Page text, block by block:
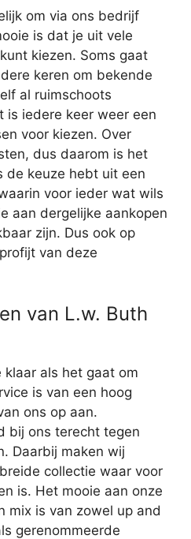
om via ons bedrijf
is dat je uit vele
kiezen. Soms gaat
keren om bekende
al ruimschoots
is iedere keer weer een
voor kiezen. Over
dus daarom is het
de keuze hebt uit een
voor ieder wat wils
aan dergelijke aankopen
zijn. Dus ook op
van deze
van L.w. Buth
als het gaat om
is van een hoog
ons op aan.
bij ons terecht tegen
Daarbij maken wij
collectie waar voor
is. Het mooie aan onze
mix is van zowel up and
gerenommeerde